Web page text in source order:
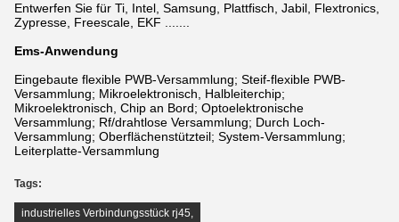
Entwerfen Sie für Ti, Intel, Samsung, Plattfisch, Jabil, Flextronics,
Zypresse, Freescale, EKF .......
Ems-Anwendung
Eingebaute flexible PWB-Versammlung; Steif-flexible PWB-
Versammlung; Mikroelektronisch, Halbleiterchip;
Mikroelektronisch, Chip an Bord; Optoelektronische
Versammlung; Rf/drahtlose Versammlung; Durch Loch-
Versammlung; Oberflächenstützteil; System-Versammlung;
Leiterplatte-Versammlung
Tags:
industrielles Verbindungsstück rj45,